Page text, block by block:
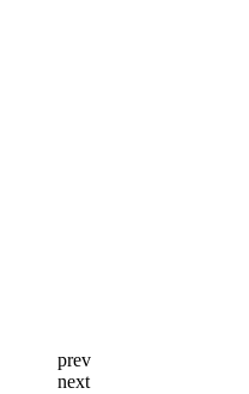
prev
next